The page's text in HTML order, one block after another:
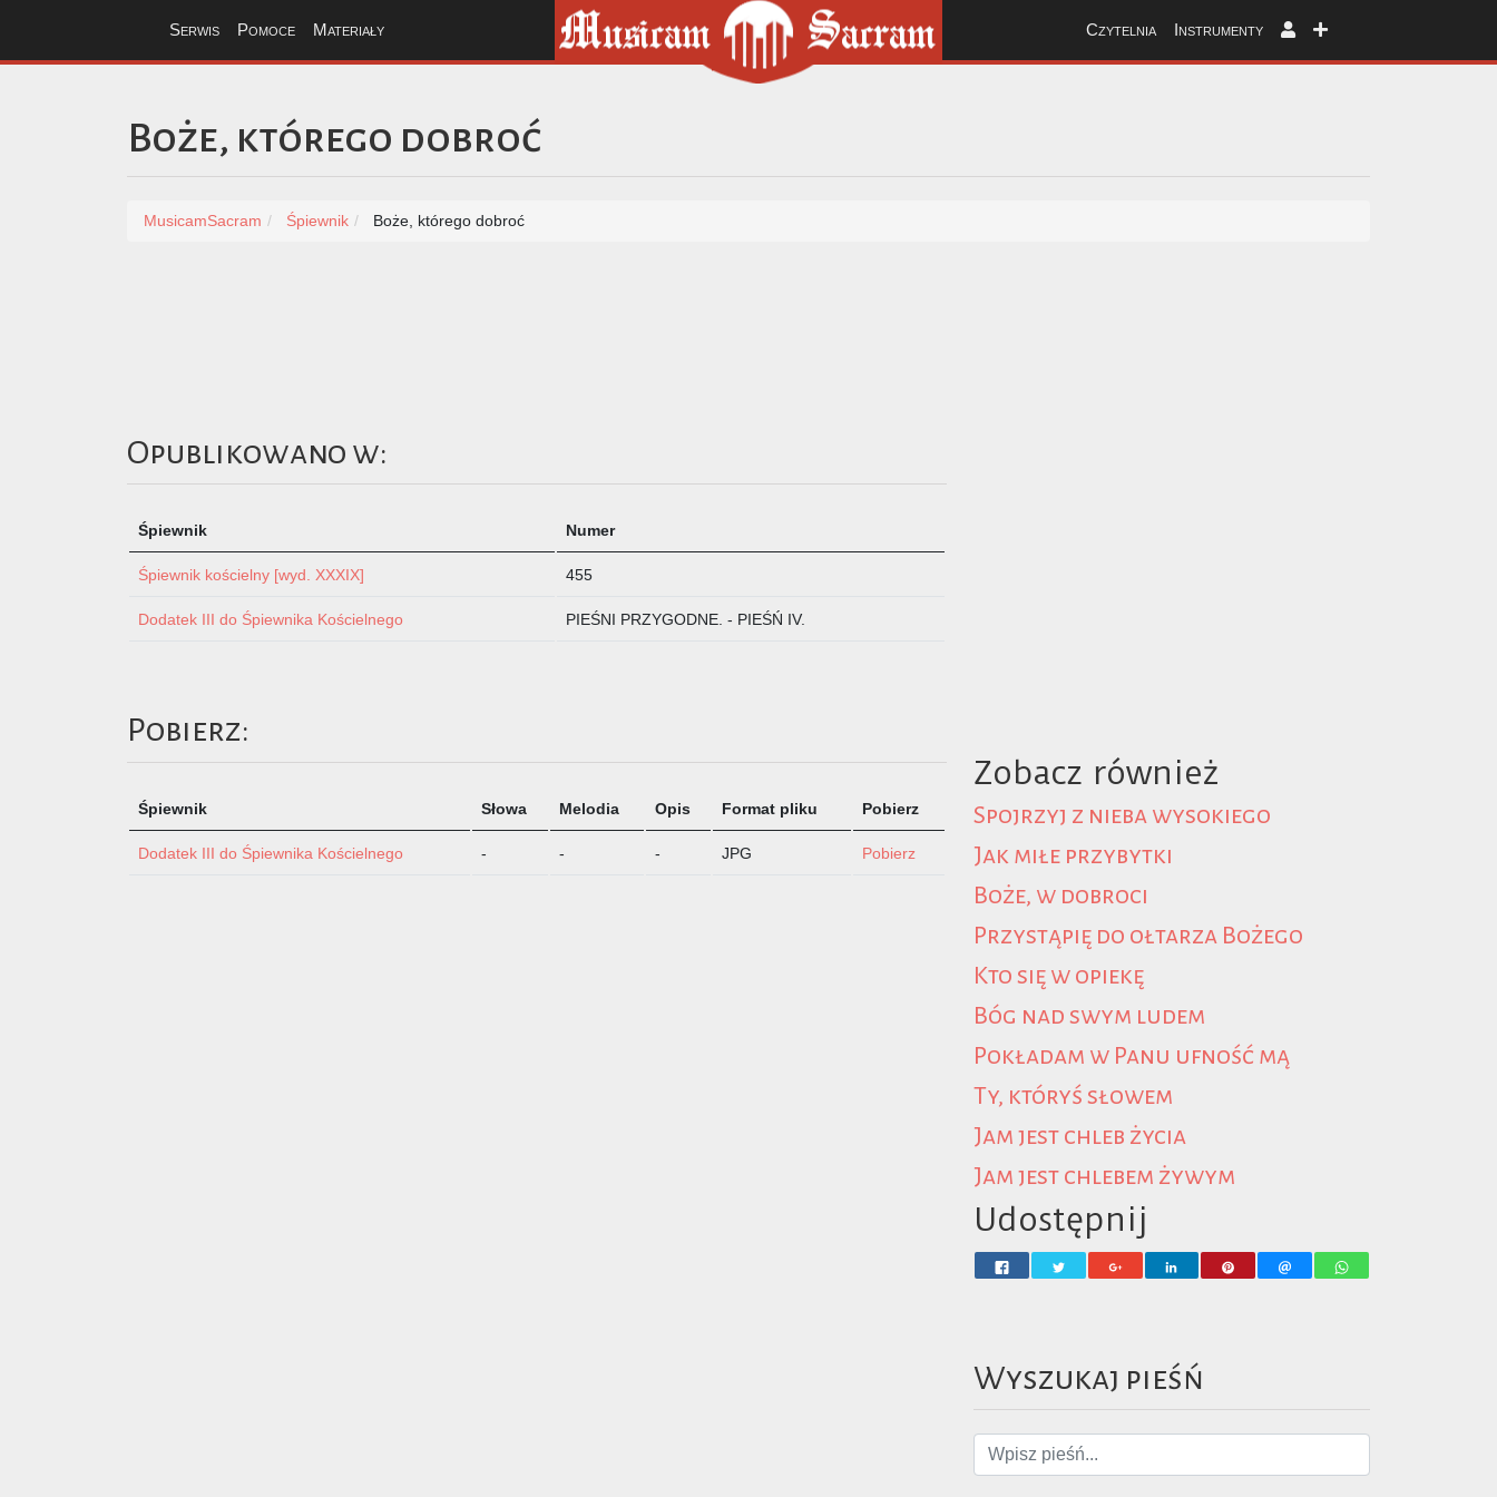
Serwis Pomoce Materiały Czytelnia Instrumenty
Boże, którego dobroć
MusicamSacram Śpiewnik Boże, którego dobroć
Opublikowano w:
Śpiewnik Numer
Śpiewnik kościelny [wyd. XXXIX] 455
Dodatek III do Śpiewnika Kościelnego PIEŚNI PRZYGODNE. - PIEŚŃ IV.
Pobierz:
Śpiewnik Słowa Melodia Opis Format pliku Pobierz
Dodatek III do Śpiewnika Kościelnego - - - JPG Pobierz
Zobacz również
Spojrzyj z nieba wysokiego
Jak miłe przybytki
Boże, w dobroci
Przystąpię do ołtarza Bożego
Kto się w opiekę
Bóg nad swym ludem
Pokładam w Panu ufność mą
Ty, któryś słowem
Jam jest chleb życia
Jam jest chlebem żywym
Udostępnij
Wyszukaj pieśń